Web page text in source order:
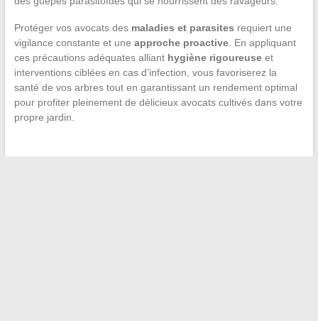
Protéger vos avocats des maladies et parasites requiert une
vigilance constante et une approche proactive. En appliquant
ces précautions adéquates alliant hygiène rigoureuseet
interventions ciblées en cas d’infection, vous favoriserez la
santé de vos arbres tout en garantissant un rendement optimal
pour profiter pleinement de délicieux avocats cultivés dans votre
propre jardin.